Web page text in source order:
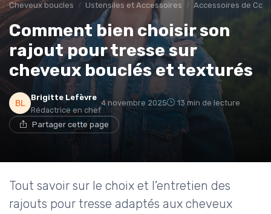
Cheveux boucles Ustensiles et Accessoires Accessoires de
Comment bien choisir son
rajout pour tresse sur
cheveux bouclés et texturés
Brigitte Lefèvre
Rédactrice en chef
4 novembre 2025 13 min de lecture
Partager cette page
Tout savoir sur le choix et l’entretien des
rajouts pour tresse adaptés aux cheveux